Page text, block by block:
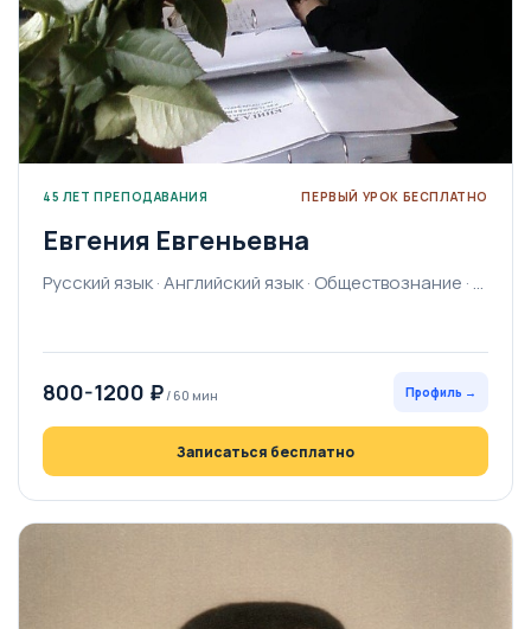
45 ЛЕТ ПРЕПОДАВАНИЯ ПЕРВЫЙ УРОК БЕСПЛАТНО
Евгения Евгеньевна
Русский язык · Английский язык · Обществознание · История · Литература · География · Начальная школа · Подготовка к школе · Экономика · Русский как иностранный · Логопед-дефектолог · Рисование
800-1200 ₽/ 60 мин Профиль →
Записаться бесплатно